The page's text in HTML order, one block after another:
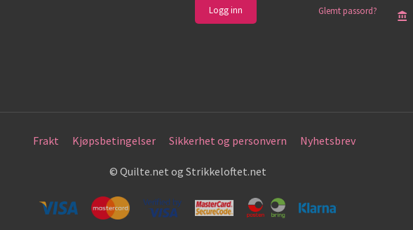
Glemt passord?
Frakt Kjøpsbetingelser Sikkerhet og personvern Nyhetsbrev
© Quilte.net og Strikkeloftet.net